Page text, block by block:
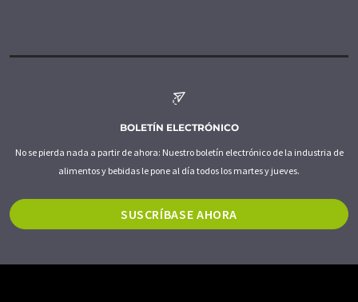
BOLETÍN ELECTRÓNICO
No se pierda nada a partir de ahora: Nuestro boletín electrónico de la industria de
alimentos y bebidas le pone al día todos los martes y jueves.
SUSCRÍBASE AHORA